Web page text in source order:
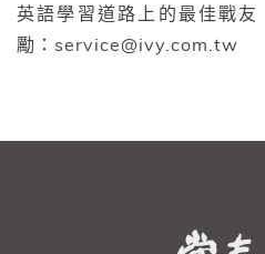
英語學習道路上的最佳戰
勵：service@ivy.com.tw